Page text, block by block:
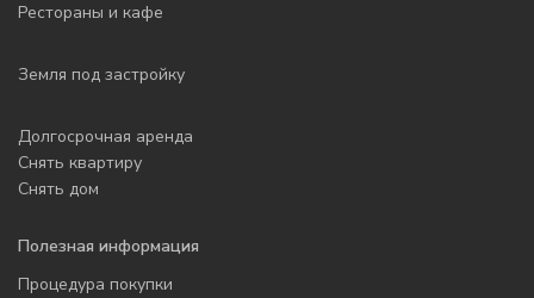
Рестораны и кафе
Земля под застройку
Долгосрочная аренда
Снять квартиру
Снять дом
Полезная информация
Процедура покупки